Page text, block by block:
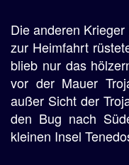
Die anderen
zur Heimfahrt
blieb nur das
vor der Mauer
außer Sicht der
den Bug nach
kleinen Insel